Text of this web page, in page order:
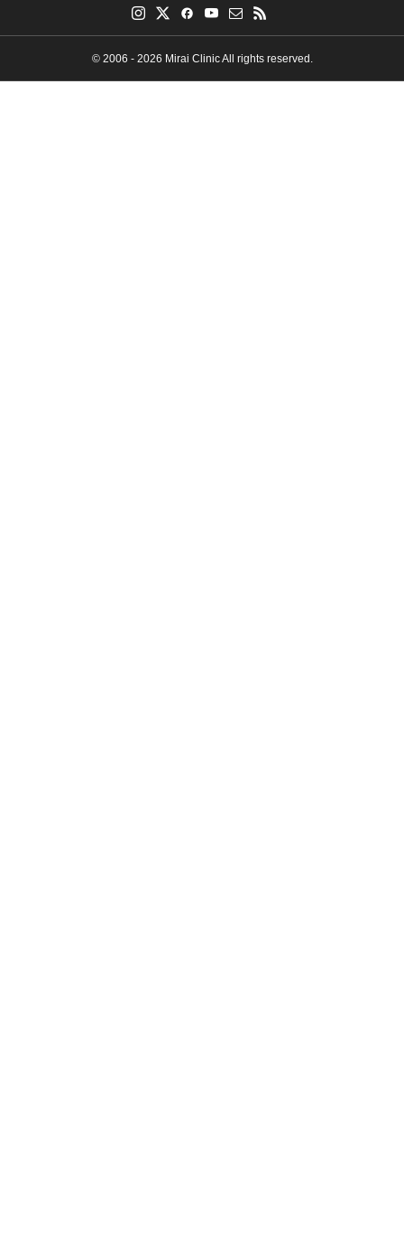
© 2006 - 2026 Mirai Clinic All rights reserved.